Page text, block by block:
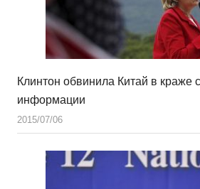
Клинтон обвинила Китай в краже
информации
2015/07/06